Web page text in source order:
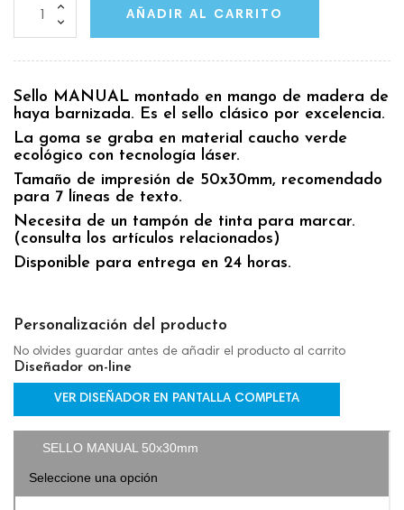
AÑADIR AL CARRITO
Sello MANUAL montado en mango de madera de
haya barnizada. Es el sello clásico por excelencia.
La goma se graba en material caucho verde
ecológico con tecnología láser.
Tamaño de impresión de 50x30mm, recomendado
para 7 líneas de texto.
Necesita de un tampón de tinta para marcar.
(consulta los artículos relacionados)
Disponible para entrega en 24 horas.
Personalización del producto
No olvides guardar antes de añadir el producto al carrito
Diseñador on-line
VER DISEÑADOR EN PANTALLA COMPLETA